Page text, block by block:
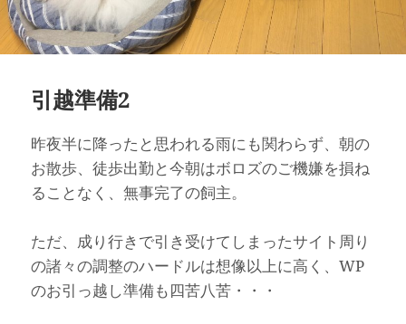
引越準備2
昨夜半に降ったと思われる雨にも関わらず、朝の
お散歩、徒歩出勤と今朝はボロズのご機嫌を損ね
ることなく、無事完了の飼主。
ただ、成り行きで引き受けてしまったサイト周り
の諸々の調整のハードルは想像以上に高く、WP
のお引っ越し準備も四苦八苦・・・